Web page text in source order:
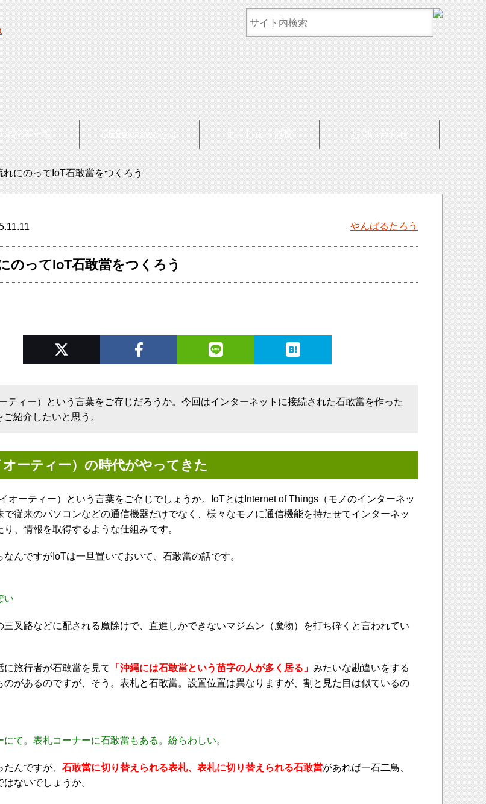
ボ記事一覧 DEEokinawaとは まんじゅう協賛 お問い合わせ
れにのってIoT石敢當をつくろう
やんばるたろう
のってIoT石敢當をつくろう
ティー）という言葉をご存じだろうか。今回はインターネットに接続された石敢當を作った
紹介したいと思う。
ーティー）の時代がやってきた
オーティー）という言葉をご存じでしょうか。IoTとはInternet of Things（モノのインターネッ
で従来のパソコンなどの通信機器だけでなく、様々なモノに通信機能を持たせてインターネッ
り、情報を取得するような仕組みです。
なんですがIoTは一旦置いておいて、石敢當の話です。
い
三叉路などに配される魔除けで、直進しかできないマジムン（魔物）を打ち砕くと言われてい
に旅行者が石敢當を見て 「沖縄には石敢當という苗字の人が多く居る」みたいな勘違いをする
のがあるのですが、そう。表札と石敢當。設置位置は異なりますが、割と見た目は似ているの
にて。表札コーナーに石敢當もある。紛らわしい。
たんですが、石敢當に切り替えられる表札、表札に切り替えられる石敢當があれば一石二鳥、
ないでしょうか。